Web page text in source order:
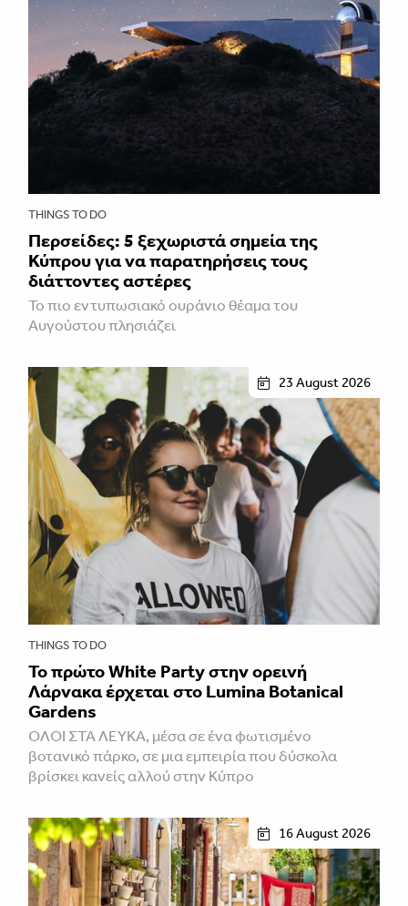
THINGS TO DO
Περσείδες: 5 ξεχωριστά σημεία της
Κύπρου για να παρατηρήσεις τους
διάττοντες αστέρες
Το πιο εντυπωσιακό ουράνιο θέαμα του
Αυγούστου πλησιάζει
23 August 2026
THINGS TO DO
Το πρώτο White Party στην ορεινή
Λάρνακα έρχεται στο Lumina Botanical
Gardens
ΌΛΟΙ ΣΤΑ ΛΕΥΚΆ, μέσα σε ένα φωτισμένο
βοτανικό πάρκο, σε μια εμπειρία που δύσκολα
βρίσκει κανείς αλλού στην Κύπρο
16 August 2026